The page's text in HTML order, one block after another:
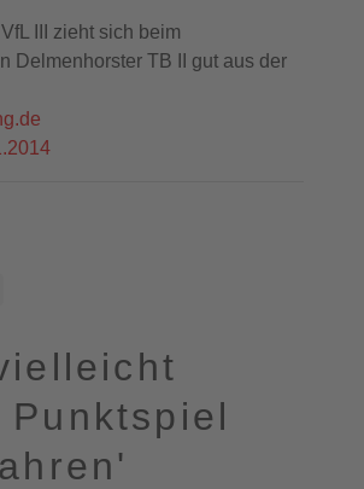
III zieht sich beim
Delmenhorster TB II gut aus der
Punktspiel